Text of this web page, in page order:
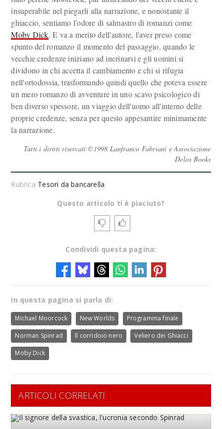
insuperabile nel piegarli alla narrazione, e nonostante il
ghiaccio, sentiamo l'odore di salmastro di romanzi come
Moby Dick. E va a merito dell'autore, l'aver preso come
spunto del romanzo il momento del passaggio, quando le
vecchie credenze iniziano ad incrinarsi e gli uomini si
dividono in chi accetta il cambiamento e chi si rifugia
nell'ortodossia, trasformando quindi quello che poteva essere
un mero romanzo di avventure in uno scavo psicologico di
ben diverso spessore, un viaggio dell'uomo all'interno delle
proprie credenze, senza per questo appesantire minimamente
la narrazione.
Tutti i diritti riservati ©1998 Lanfranco Fabriani e Associazione
Delos Books
Rubrica Tesori da bancarella
Questo articolo ti è piaciuto?
Condividi questa pagina:
In questa pagina si parla di:
Michael Moorcock New Worlds Programma finale
Norman Spinrad Il corridoio nero Veliero dei Ghiacci
Moby Dick
ARTICOLI CORRELATI